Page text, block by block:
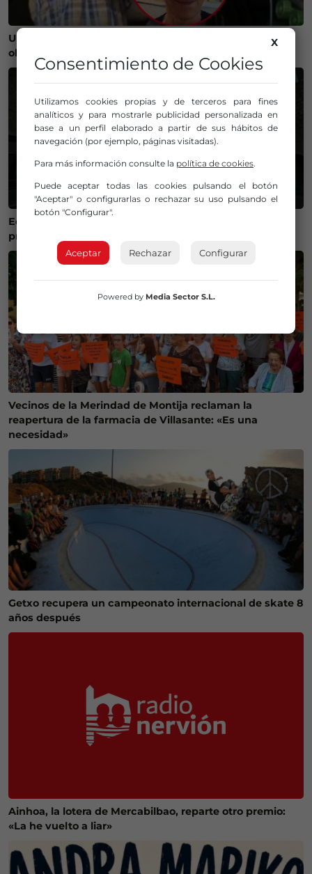
Un bilbaíno invierte 100.000 euros en crear un
observatorio que será protagonista del eclipse
Eclipse total de Sol en agosto: Medina de Pomar se
prepara para un evento histórico
Vecinos de la Merindad de Montija reclaman la
reapertura de la farmacia de Villasante: «Es una
necesidad»
Getxo recupera un campeonato internacional de skate 8
años después
Ainhoa, la lotera de Mercabilbao, reparte otro premio:
«La he vuelto a liar»
X
Consentimiento de Cookies
Utilizamos cookies propias y de terceros para fines
analíticos y para mostrarle publicidad personalizada en
base a un perfil elaborado a partir de sus hábitos de
navegación (por ejemplo, páginas visitadas).
Para más información consulte la política de cookies.
Puede aceptar todas las cookies pulsando el botón
"Aceptar" o configurarlas o rechazar su uso pulsando el
botón "Configurar".
Aceptar Rechazar Configurar
Powered by Media Sector S.L.